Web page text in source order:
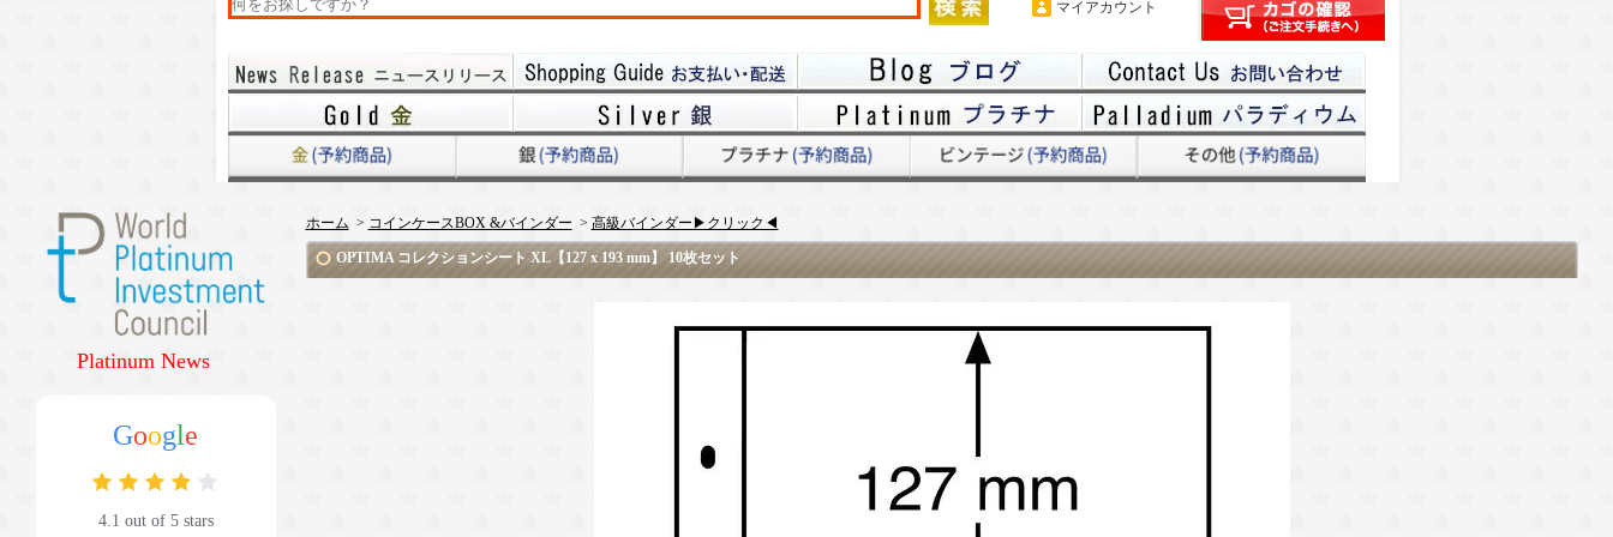
マイアカウント
Platinum News
Google
4.1 out of 5 stars
ホーム > コインケースBOX &バインダー > 高級バインダー▶クリック◀
OPTIMA コレクションシート XL【127 x 193 mm】 10枚セット